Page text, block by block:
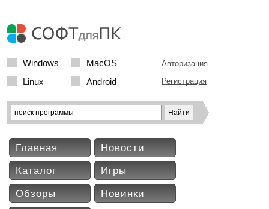
Windows
MacOS
Linux
Android
Авторизация
Регистрация
Главная
Новости
Каталог
Игры
Обзоры
Новинки